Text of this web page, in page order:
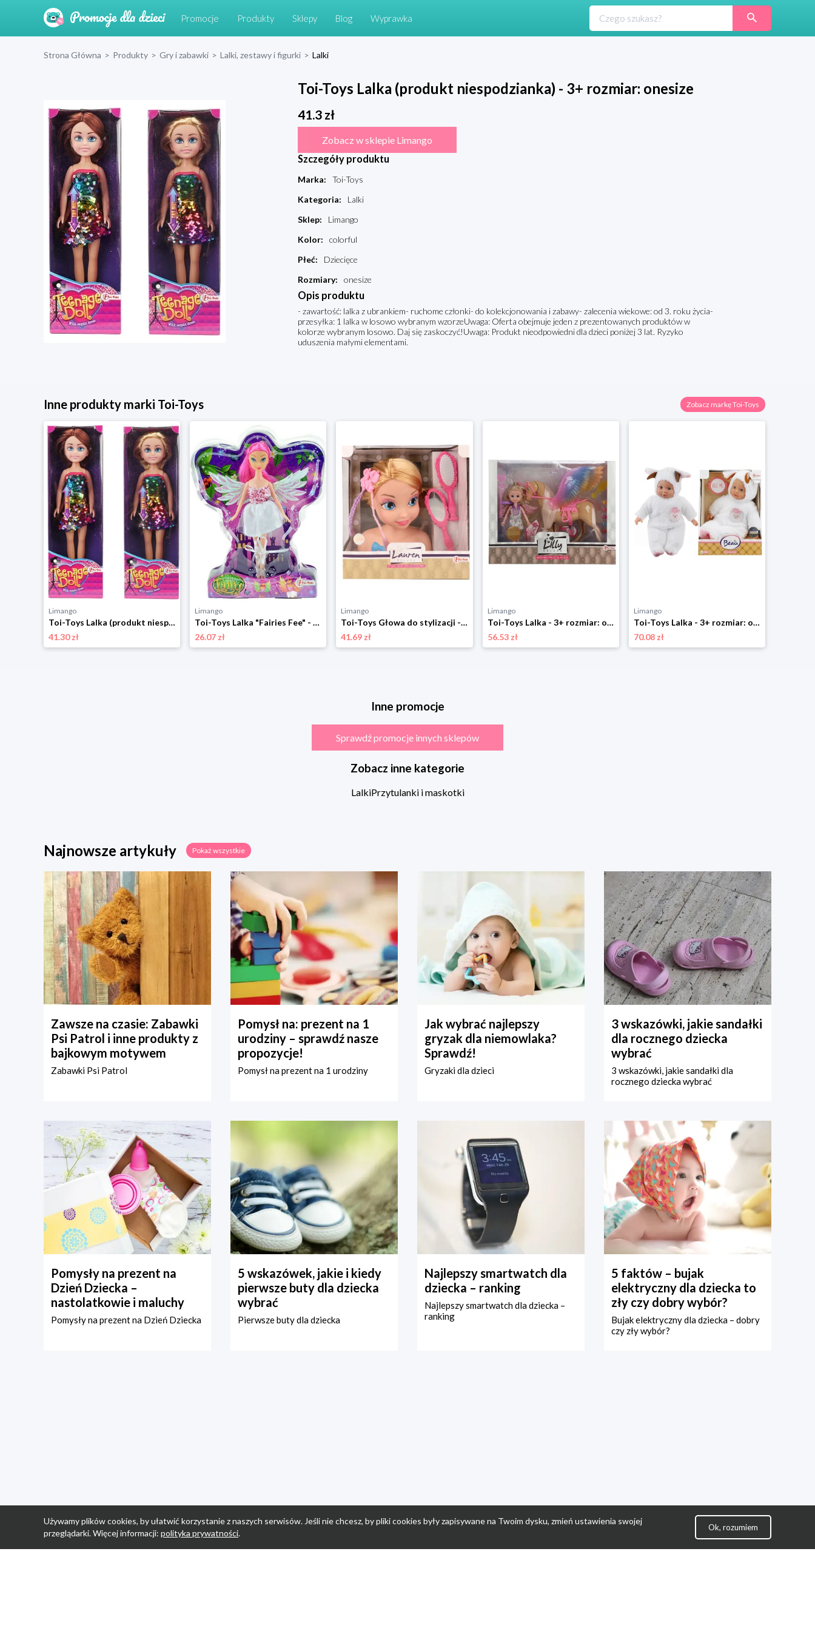
Promocje Produkty Sklepy Blog Wyprawka
Strona Główna > Produkty > Gry i zabawki > Lalki, zestawy i figurki > Lalki
Toi-Toys Lalka (produkt niespodzianka) - 3+ rozmiar: onesize
41.3zł
Zobacz w sklepie Limango
Szczegóły produktu
Marka:
Toi-Toys
Kategoria:
Lalki
Sklep:
Limango
Kolor:
colorful
Płeć:
Dziecięce
Rozmiary: onesize
Opis produktu
- zawartość: lalka z ubrankiem- ruchome członki- do kolekcjonowania i zabawy- zalecenia wiekowe: od 3. roku życia-
przesyłka: 1 lalka w losowo wybranym wzorzeUwaga: Oferta obejmuje jeden z prezentowanych produktów w
kolorze wybranym losowo. Daj się zaskoczyć!Uwaga: Produkt nieodpowiedni dla dzieci poniżej 3 lat. Ryzyko
uduszenia małymi elementami.
Inne produkty marki Toi-Toys Zobacz markę Toi-Toys
Limango
Toi-Toys Lalka (produkt niespodzianka) - 3+ rozmiar: onesize
41.30 zł
Limango
Toi-Toys Lalka "Fairies Fee" - 3+ rozmiar: onesize
26.07 zł
Limango
Toi-Toys Głowa do stylizacji - 3+ rozmiar: onesize
41.69 zł
Limango
Toi-Toys Lalka - 3+ rozmiar: onesize
56.53 zł
Limango
Toi-Toys Lalka - 3+ rozmiar: onesize
70.08 zł
Inne promocje
Sprawdź promocje innych sklepów
Zobacz inne kategorie
LalkiPrzytulanki i maskotki
Najnowsze artykuły Pokaż wszystkie
Zawsze na czasie: Zabawki
Psi Patrol i inne produkty z
bajkowym motywem
Zabawki Psi Patrol
Pomysł na: prezent na 1
urodziny – sprawdź nasze
propozycje!
Pomysł na prezent na 1 urodziny
Jak wybrać najlepszy
gryzak dla niemowlaka?
Sprawdź!
Gryzaki dla dzieci
3 wskazówki, jakie sandałki
dla rocznego dziecka
wybrać
3 wskazówki, jakie sandałki dla
rocznego dziecka wybrać
Pomysły na prezent na
Dzień Dziecka –
nastolatkowie i maluchy
Pomysły na prezent na Dzień Dziecka
5 wskazówek, jakie i kiedy
pierwsze buty dla dziecka
wybrać
Pierwsze buty dla dziecka
Najlepszy smartwatch dla
dziecka – ranking
Najlepszy smartwatch dla dziecka –
ranking
5 faktów – bujak
elektryczny dla dziecka to
zły czy dobry wybór?
Bujak elektryczny dla dziecka – dobry
czy zły wybór?
Używamy plików cookies, by ułatwić korzystanie z naszych serwisów. Jeśli nie chcesz, by pliki cookies były zapisywane na Twoim dysku, zmień ustawienia swojej
przeglądarki. Więcej informacji: polityka prywatności.
Ok, rozumiem